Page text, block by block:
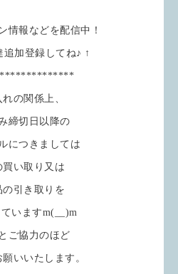
情報などを配信中！
追加登録してね♪ ↑
れの関係上、
締切日以降の
につきましては
買い取り又は
の引き取りを
いますm(__)m
ご協力のほど
いいたします。